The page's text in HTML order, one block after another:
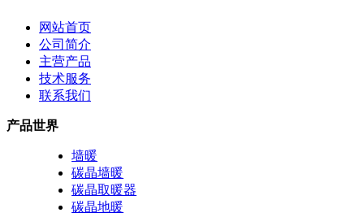
网站首页
公司简介
主营产品
技术服务
联系我们
产品世界
墙暖
碳晶墙暖
碳晶取暖器
碳晶地暖